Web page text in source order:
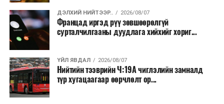
ДЭЛХИЙ НИЙТЭЭР.. 2026/08/07
Францад иргэд рүү зөвшөөрөлгүй
сурталчилгааны дуудлага хийхийг хориг...
ҮЙЛ ЯВДАЛ 2026/08/07
Нийтийн тээврийн Ч:19А чиглэлийн замналд
түр хугацаагаар өөрчлөлт ор...